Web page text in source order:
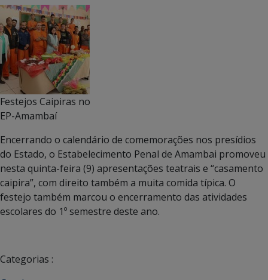
Festejos Caipiras no
EP-Amambaí
Encerrando o calendário de comemorações nos presídios
do Estado, o Estabelecimento Penal de Amambai promoveu
nesta quinta-feira (9) apresentações teatrais e “casamento
caipira”, com direito também a muita comida típica. O
festejo também marcou o encerramento das atividades
escolares do 1º semestre deste ano.
Categorias :